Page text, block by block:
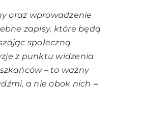
oraz wprowadzenie
zapisy, które będą
społeczną
z punktu widzenia
– to ważny
a nie obok nich –